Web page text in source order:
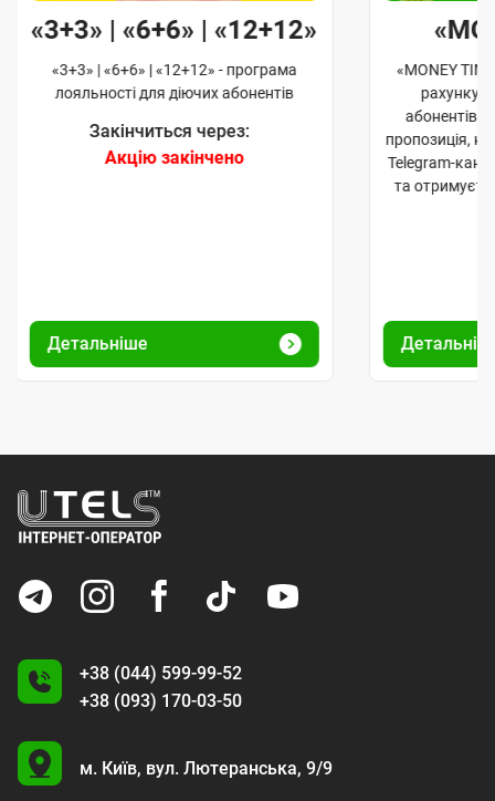
«3+3» | «6+6» | «12+12»
«3+3» | «6+6» | «12+12» - програма
лояльності для діючих абонентів
Закінчиться через:
Акцію закінчено
Детальніше
«MONEY
рахунку
абонентів.
пропозиція,
Telegram-
та
+38 (044) 599-99-52
+38 (093) 170-03-50
U
м. Київ, вул. Лютеранська, 9/9